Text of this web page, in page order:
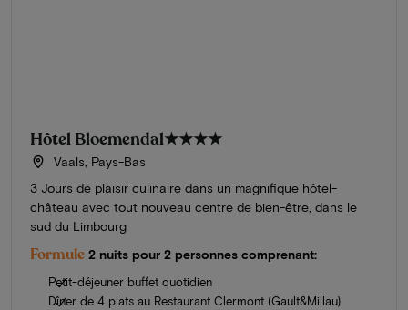
Hôtel Bloemendal★★★★
Vaals, Pays-Bas
3 Jours de plaisir culinaire dans un magnifique hôtel-
château avec tout nouveau centre de bien-être, dans le
sud du Limbourg
Formule 2 nuits pour 2 personnes comprenant:
Petit-déjeuner buffet quotidien
Dîner de 4 plats au Restaurant Clermont (Gault&Millau)